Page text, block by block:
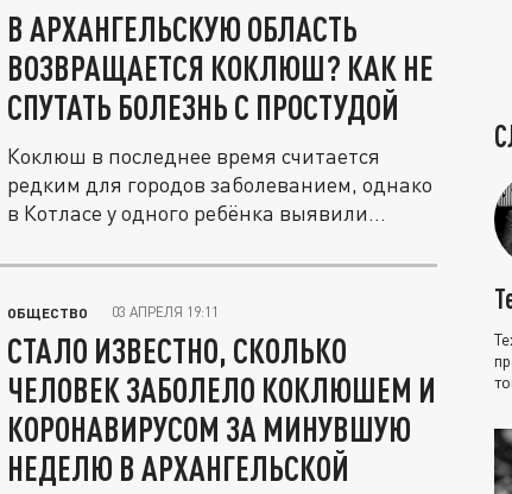
В АРХАНГЕЛЬСКУЮ ОБЛАСТЬ
ВОЗВРАЩАЕТСЯ КОКЛЮШ? КАК НЕ
СПУТАТЬ БОЛЕЗНЬ С ПРОСТУДОЙ
Коклюш в последнее время считается
редким для городов заболеванием, однако
в Котласе у одного ребёнка выявили...
ОБЩЕСТВО 03 АПРЕЛЯ 19:11
СТАЛО ИЗВЕСТНО, СКОЛЬКО
ЧЕЛОВЕК ЗАБОЛЕЛО КОКЛЮШЕМ И
КОРОНАВИРУСОМ ЗА МИНУВШУЮ
НЕДЕЛЮ В АРХАНГЕЛЬСКОЙ